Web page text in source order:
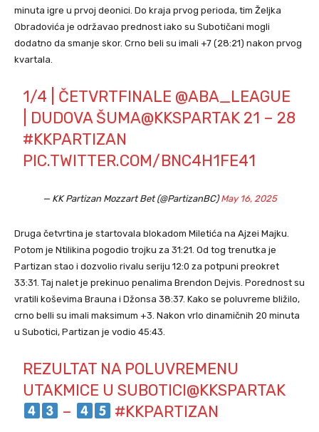
minuta igre u prvoj deonici. Do kraja prvog perioda, tim Željka
Obradovića je održavao prednost iako su Subotičani mogli
dodatno da smanje skor. Crno beli su imali +7 (28:21) nakon prvog
kvartala.
1/4 | ČETVRTFINALE @ABA_LEAGUE
| DUDOVA ŠUMA@KKSPARTAK 21 – 28
#KKPARTIZAN
PIC.TWITTER.COM/BNC4H1FE41
— KK Partizan Mozzart Bet (@PartizanBC)May 16, 2025
Druga četvrtina je startovala blokadom Miletića na Ajzei Majku.
Potom je Ntilikina pogodio trojku za 31:21. Od tog trenutka je
Partizan stao i dozvolio rivalu seriju 12:0 za potpuni preokret
33:31. Taj nalet je prekinuo penalima Brendon Dejvis. Porednost su
vratili koševima Brauna i Džonsa 38:37. Kako se poluvreme bližilo,
crno belli su imali maksimum +3. Nakon vrlo dinamičnih 20 minuta
u Subotici, Partizan je vodio 45:43.
REZULTAT NA POLUVREMENU
UTAKMICE U SUBOTICI@KKSPARTAK
–
#KKPARTIZAN